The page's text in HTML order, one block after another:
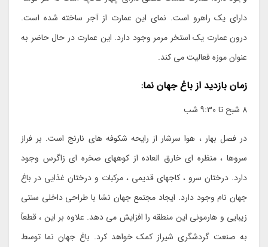
دارای یک راهرو است. نمای این عمارت از آجر ساخته شده است.
درون عمارت یک استخر مرمر وجود دارد. این عمارت در حال حاضر به
عنوان موزه فعالیت می کند.
زمان بازدید از باغ جهان نما:
8 شبح تا 9:30 شب
در فصل بهار ، هوا سرشار از رایحه شکوفه های نارنج است. بر فراز
سروها ، منظره ای خارق العاده از کوههای صخره ای زاگرس وجود
دارد. درختان سرو ، کاجهای قدیمی ، مرکبات و درختان غذایی در باغ
جهان نام وجود دارد. ایجاد مجتمع جهان نشا با طراحی داخلی سنتی
زیبایی و هارمونی این منطقه را افزایش می دهد. علاوه بر این ، قطعاً
به صنعت گردشگری شیراز کمک خواهد کرد. باغ جهان نما توسط